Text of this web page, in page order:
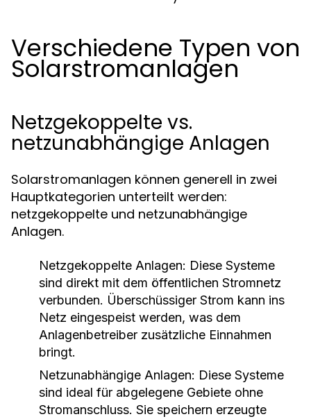
Verschiedene Typen von
Solarstromanlagen
Netzgekoppelte vs.
netzunabhängige Anlagen
Solarstromanlagen können generell in zwei
Hauptkategorien unterteilt werden:
netzgekoppelte und netzunabhängige
Anlagen.
Netzgekoppelte Anlagen: Diese Systeme
sind direkt mit dem öffentlichen Stromnetz
verbunden. Überschüssiger Strom kann ins
Netz eingespeist werden, was dem
Anlagenbetreiber zusätzliche Einnahmen
bringt.
Netzunabhängige Anlagen: Diese Systeme
sind ideal für abgelegene Gebiete ohne
Stromanschluss. Sie speichern erzeugte